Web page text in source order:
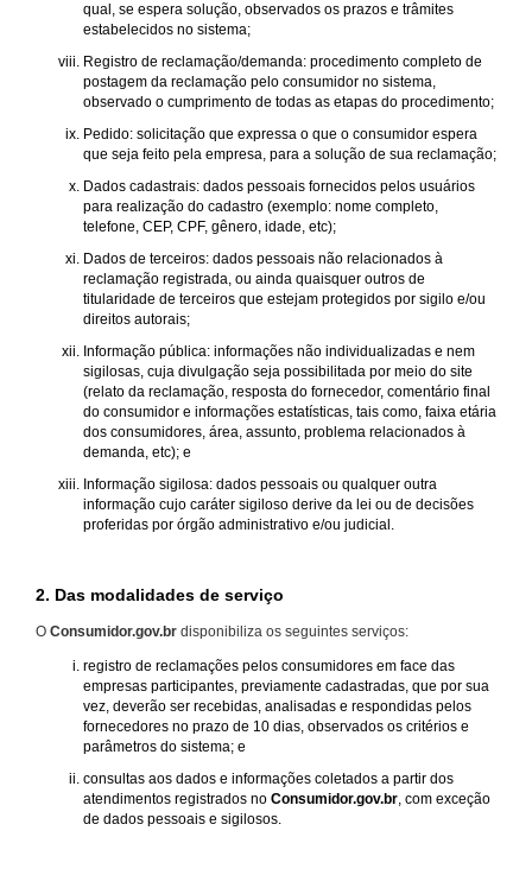
qual, se espera solução, observados os prazos e trâmites
estabelecidos no sistema;
Registro de reclamação/demanda: procedimento completo de
postagem da reclamação pelo consumidor no sistema,
observado o cumprimento de todas as etapas do procedimento;
Pedido: solicitação que expressa o que o consumidor espera
que seja feito pela empresa, para a solução de sua reclamação;
Dados cadastrais: dados pessoais fornecidos pelos usuários
para realização do cadastro (exemplo: nome completo,
telefone, CEP, CPF, gênero, idade, etc);
Dados de terceiros: dados pessoais não relacionados à
reclamação registrada, ou ainda quaisquer outros de
titularidade de terceiros que estejam protegidos por sigilo e/ou
direitos autorais;
Informação pública: informações não individualizadas e nem
sigilosas, cuja divulgação seja possibilitada por meio do site
(relato da reclamação, resposta do fornecedor, comentário final
do consumidor e informações estatísticas, tais como, faixa etária
dos consumidores, área, assunto, problema relacionados à
demanda, etc); e
Informação sigilosa: dados pessoais ou qualquer outra
informação cujo caráter sigiloso derive da lei ou de decisões
proferidas por órgão administrativo e/ou judicial.
2. Das modalidades de serviço
O Consumidor.gov.br disponibiliza os seguintes serviços:
registro de reclamações pelos consumidores em face das
empresas participantes, previamente cadastradas, que por sua
vez, deverão ser recebidas, analisadas e respondidas pelos
fornecedores no prazo de 10 dias, observados os critérios e
parâmetros do sistema; e
consultas aos dados e informações coletados a partir dos
atendimentos registrados no Consumidor.gov.br , com exceção
de dados pessoais e sigilosos.